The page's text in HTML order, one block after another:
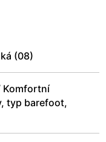
(08)
Komfortní
typ barefoot,